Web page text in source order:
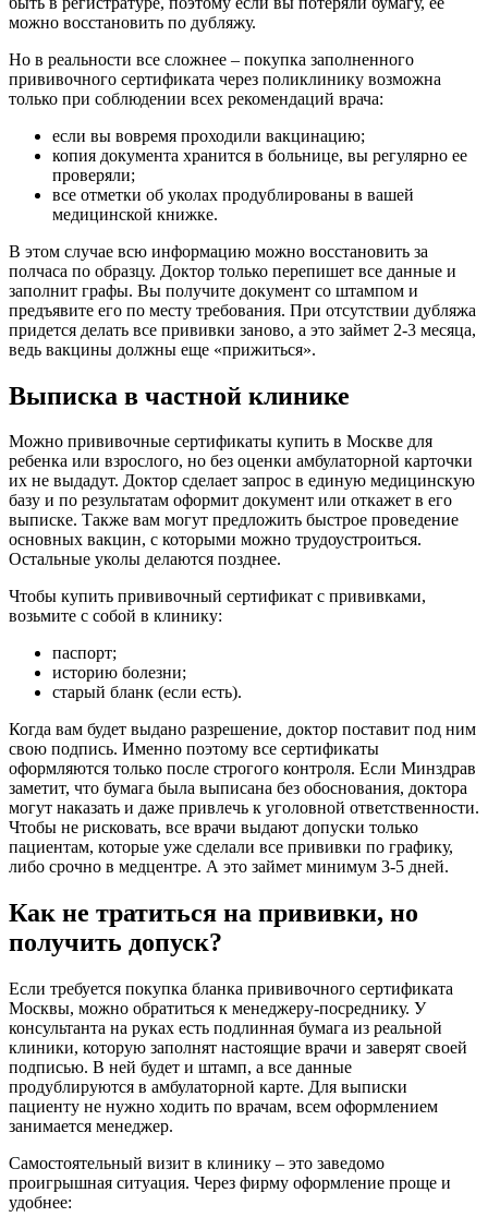
можно восстановить по дубляжу.
Но в реальности все сложнее – покупка заполненного
прививочного сертификата через поликлинику возможна
только при соблюдении всех рекомендаций врача:
если вы вовремя проходили вакцинацию;
копия документа хранится в больнице, вы регулярно ее
проверяли;
все отметки об уколах продублированы в вашей
медицинской книжке.
В этом случае всю информацию можно восстановить за
полчаса по образцу. Доктор только перепишет все данные и
заполнит графы. Вы получите документ со штампом и
предъявите его по месту требования. При отсутствии дубляжа
придется делать все прививки заново, а это займет 2-3 месяца,
ведь вакцины должны еще «прижиться».
Выписка в частной клинике
Можно прививочные сертификаты купить в Москве для
ребенка или взрослого, но без оценки амбулаторной карточки
их не выдадут. Доктор сделает запрос в единую медицинскую
базу и по результатам оформит документ или откажет в его
выписке. Также вам могут предложить быстрое проведение
основных вакцин, с которыми можно трудоустроиться.
Остальные уколы делаются позднее.
Чтобы купить прививочный сертификат с прививками,
возьмите с собой в клинику:
паспорт;
историю болезни;
старый бланк (если есть).
Когда вам будет выдано разрешение, доктор поставит под ним
свою подпись. Именно поэтому все сертификаты
оформляются только после строгого контроля. Если Минздрав
заметит, что бумага была выписана без обоснования, доктора
могут наказать и даже привлечь к уголовной ответственности.
Чтобы не рисковать, все врачи выдают допуски только
пациентам, которые уже сделали все прививки по графику,
либо срочно в медцентре. А это займет минимум 3-5 дней.
Как не тратиться на прививки, но
получить допуск?
Если требуется покупка бланка прививочного сертификата
Москвы, можно обратиться к менеджеру-посреднику. У
консультанта на руках есть подлинная бумага из реальной
клиники, которую заполнят настоящие врачи и заверят своей
подписью. В ней будет и штамп, а все данные
продублируются в амбулаторной карте. Для выписки
пациенту не нужно ходить по врачам, всем оформлением
занимается менеджер.
Самостоятельный визит в клинику – это заведомо
проигрышная ситуация. Через фирму оформление проще и
удобнее: